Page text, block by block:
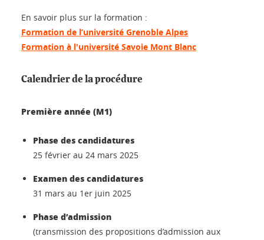
En savoir plus sur la formation :
Formation de l’université Grenoble Alpes
Formation à l'université Savoie Mont Blanc
Calendrier de la procédure
Première année (M1)
Phase des candidatures
25 février au 24 mars 2025
Examen des candidatures
31 mars au 1er juin 2025
Phase d’admission
(transmission des propositions d’admission aux